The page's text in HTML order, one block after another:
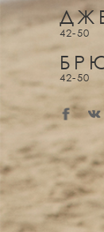
42-50
42-50